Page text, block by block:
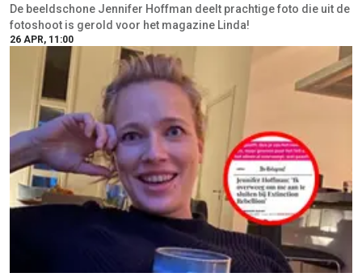
De beeldschone Jennifer Hoffman deelt prachtige foto die uit de
fotoshoot is gerold voor het magazine Linda!
26 APR, 11:00